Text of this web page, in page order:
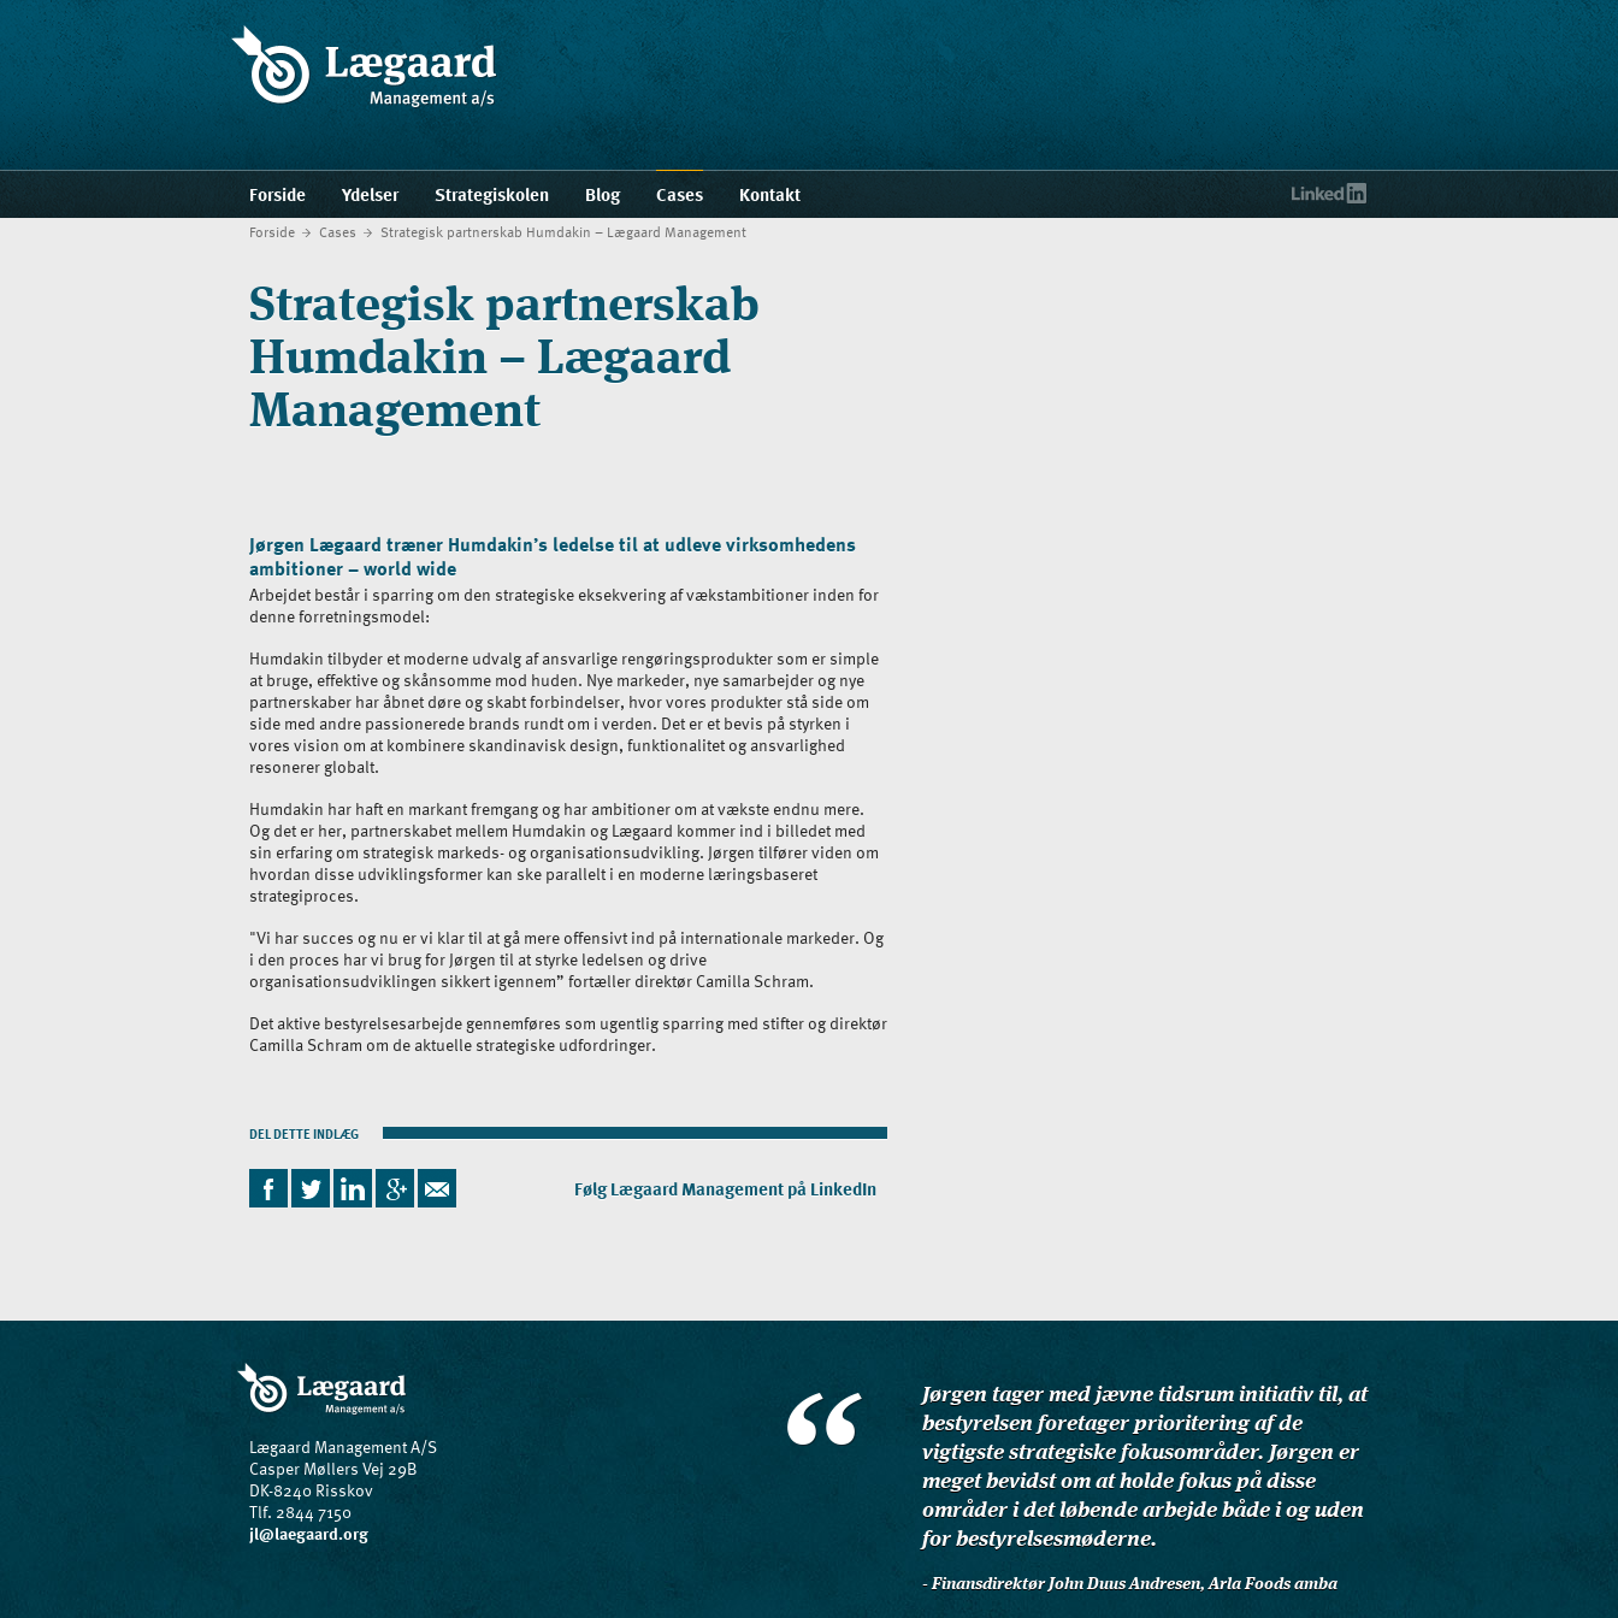
Forside Ydelser Strategiskolen Blog Cases Kontakt
Forside Cases Strategisk partnerskab Humdakin – Lægaard Management
Strategisk partnerskab
Humdakin – Lægaard
Management
Jørgen Lægaard træner Humdakin’s ledelse til at udleve virksomhedens
ambitioner – world wide
Arbejdet består i sparring om den strategiske eksekvering af vækstambitioner inden for
denne forretningsmodel:
Humdakin tilbyder et moderne udvalg af ansvarlige rengøringsprodukter som er simple
at bruge, effektive og skånsomme mod huden. Nye markeder, nye samarbejder og nye
partnerskaber har åbnet døre og skabt forbindelser, hvor vores produkter stå side om
side med andre passionerede brands rundt om i verden. Det er et bevis på styrken i
vores vision om at kombinere skandinavisk design, funktionalitet og ansvarlighed
resonerer globalt.
Humdakin har haft en markant fremgang og har ambitioner om at vækste endnu mere.
Og det er her, partnerskabet mellem Humdakin og Lægaard kommer ind i billedet med
sin erfaring om strategisk markeds- og organisationsudvikling. Jørgen tilfører viden om
hvordan disse udviklingsformer kan ske parallelt i en moderne læringsbaseret
strategiproces.
"Vi har succes og nu er vi klar til at gå mere offensivt ind på internationale markeder. Og
i den proces har vi brug for Jørgen til at styrke ledelsen og drive
organisationsudviklingen sikkert igennem” fortæller direktør Camilla Schram.
Det aktive bestyrelsesarbejde gennemføres som ugentlig sparring med stifter og direktør
Camilla Schram om de aktuelle strategiske udfordringer.
DEL DETTE INDLÆG
Følg Lægaard Management på LinkedIn
Lægaard Management A/S
Casper Møllers Vej 29B
DK-8240 Risskov
Tlf. 2844 7150
jl@laegaard.org
Jørgen tager med jævne tidsrum initiativ til, at
bestyrelsen foretager prioritering af de
vigtigste strategiske fokusområder. Jørgen er
meget bevidst om at holde fokus på disse
områder i det løbende arbejde både i og uden
for bestyrelsesmøderne.
- Finansdirektør John Duus Andresen, Arla Foods amba